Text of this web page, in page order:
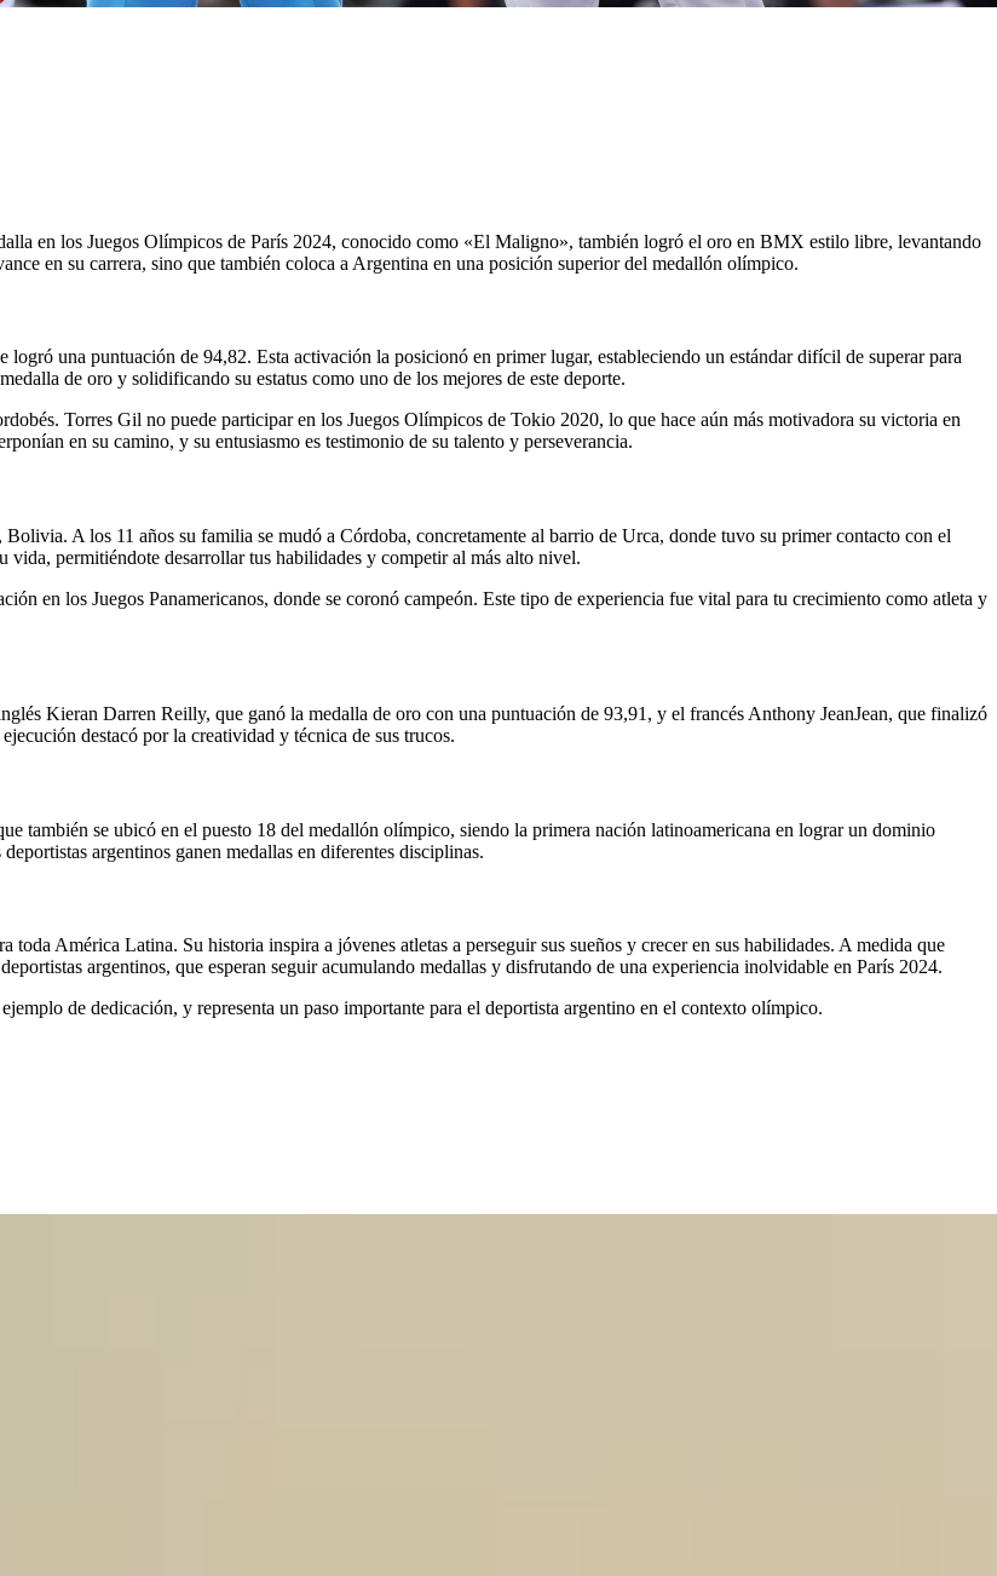
en los Juegos Olímpicos de París 2024, conocido como «El Maligno», también logró el oro en BMX estilo libre, levantando
en su carrera, sino que también coloca a Argentina en una posición superior del medallón olímpico.
una puntuación de 94,82. Esta activación la posicionó en primer lugar, estableciendo un estándar difícil de superar para
de oro y solidificando su estatus como uno de los mejores de este deporte.
Torres Gil no puede participar en los Juegos Olímpicos de Tokio 2020, lo que hace aún más motivadora su victoria en
en su camino, y su entusiasmo es testimonio de su talento y perseverancia.
A los 11 años su familia se mudó a Córdoba, concretamente al barrio de Urca, donde tuvo su primer contacto con el
permitiéndote desarrollar tus habilidades y competir al más alto nivel.
en los Juegos Panamericanos, donde se coronó campeón. Este tipo de experiencia fue vital para tu crecimiento como atleta y
Kieran Darren Reilly, que ganó la medalla de oro con una puntuación de 93,91, y el francés Anthony JeanJean, que finalizó
destacó por la creatividad y técnica de sus trucos.
también se ubicó en el puesto 18 del medallón olímpico, siendo la primera nación latinoamericana en lograr un dominio
argentinos ganen medallas en diferentes disciplinas.
América Latina. Su historia inspira a jóvenes atletas a perseguir sus sueños y crecer en sus habilidades. A medida que
argentinos, que esperan seguir acumulando medallas y disfrutando de una experiencia inolvidable en París 2024.
de dedicación, y representa un paso importante para el deportista argentino en el contexto olímpico.